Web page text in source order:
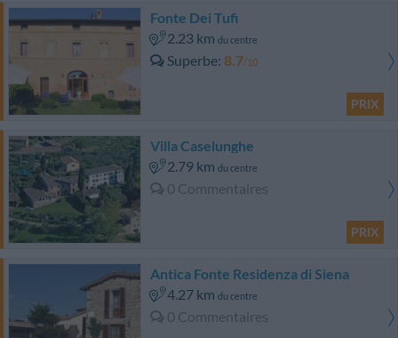
Fonte Dei Tufi
2.23 km du centre
Superbe 8.7/10
PRIX
Villa Caselunghe
2.79 km du centre
0 Commentaires
PRIX
Antica Fonte Residenza di Siena
4.27 km du centre
0 Commentaires